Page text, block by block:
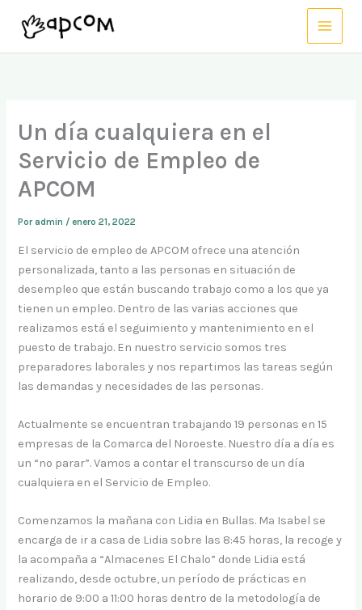
Un día cualquiera en el
Servicio de Empleo de
APCOM
Poradmin /enero 21, 2022
El servicio de empleo de APCOM ofrece una atención
personalizada, tanto a las personas en situación de
desempleo que están buscando trabajo como a los que ya
tienen un empleo. Dentro de las varias acciones que
realizamos está el seguimiento y mantenimiento en el
puesto de trabajo. En nuestro servicio somos tres
preparadores laborales y nos repartimos las tareas según
las demandas y necesidades de las personas.
Actualmente se encuentran trabajando 19 personas en 15
empresas de la Comarca del Noroeste. Nuestro día a día es
un “no parar”. Vamos a contar el transcurso de un día
cualquiera en el Servicio de Empleo.
Comenzamos la mañana con Lidia en Bullas. Mª Isabel se
encarga de ir a casa de Lidia sobre las 8:45 horas, la recoge y
la acompaña a “Almacenes El Chalo” donde Lidia está
realizando, desde octubre, un período de prácticas en
horario de 9:00 a 11:00 horas dentro de la metodología de